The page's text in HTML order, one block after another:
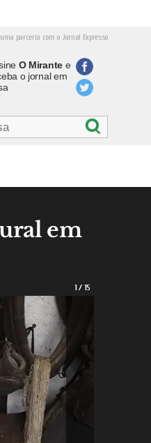
uma parceria com o Jornal Expresso
O Mirantee
o jornal em
em
1/ 15